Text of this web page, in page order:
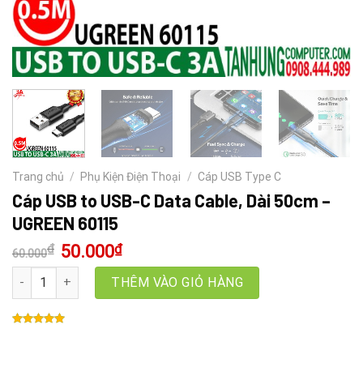
Trang chủ / Phụ Kiện Điện Thoại / Cáp USB Type C
Cáp USB to USB-C Data Cable, Dài 50cm –
UGREEN 60115
60.000₫ Giá
gốc
là:
60.000₫.
50.000₫Giá
hiện
tại
là:
Cáp USB to USB-C Data Cable, Dài 50cm - UGREEN 60115 số lượng
THÊM VÀO GIỎ HÀNG